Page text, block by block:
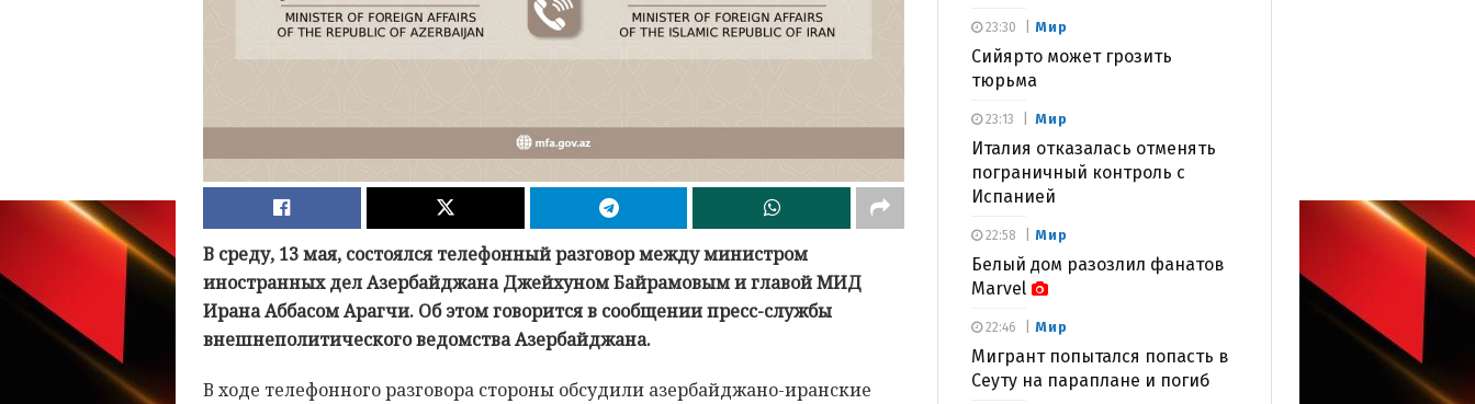
В среду, 13 мая, состоялся телефонный разговор между министром
иностранных дел Азербайджана Джейхуном Байрамовым и главой МИД
Ирана Аббасом Арагчи. Об этом говорится в сообщении пресс-службы
внешнеполитического ведомства Азербайджана.
В ходе телефонного разговора стороны обсудили азербайджано-иранские
Мир
Сийярто может грозить
тюрьма
23:30
Мир
Италия отказалась отменять
пограничный контроль с
Испанией
23:13
Мир
Белый дом разозлил фанатов
Marvel
22:58
Мир
Мигрант попытался попасть в
Сеуту на параплане и погиб
22:46